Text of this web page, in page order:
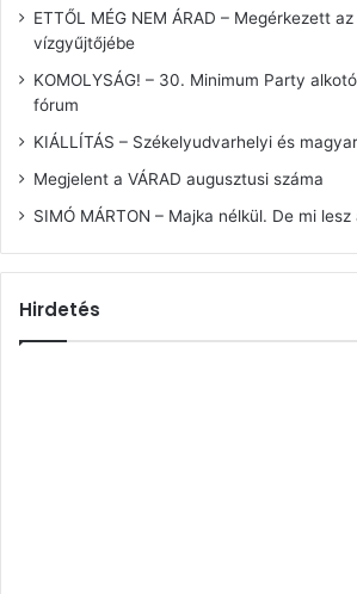
ETTŐL MÉG NEM ÁRAD – Megérkezett
vízgyűjtőjébe
KOMOLYSÁG! – 30. Minimum Party
fórum
KIÁLLÍTÁS – Székelyudvarhelyi és
Megjelent a VÁRAD augusztusi száma
SIMÓ MÁRTON – Majka nélkül. De mi
Hirdetés